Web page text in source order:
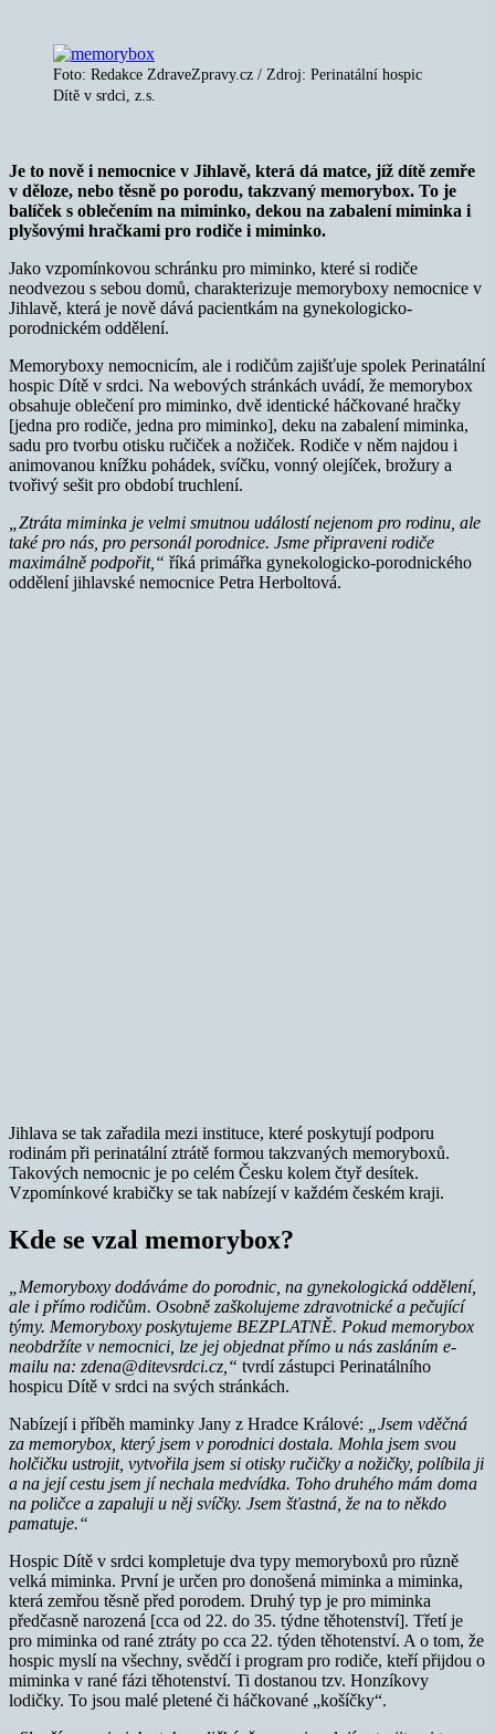
Foto: Redakce ZdraveZpravy.cz / Zdroj: Perinatální hospic
Dítě v srdci, z.s.
Je to nově i nemocnice v Jihlavě, která dá matce, jíž dítě zemře
v děloze, nebo těsně po porodu, takzvaný memorybox. To je
balíček s oblečením na miminko, dekou na zabalení miminka i
plyšovými hračkami pro rodiče i miminko.
Jako vzpomínkovou schránku pro miminko, které si rodiče
neodvezou s sebou domů, charakterizuje memoryboxy nemocnice v
Jihlavě, která je nově dává pacientkám na gynekologicko-
porodnickém oddělení.
Memoryboxy nemocnicím, ale i rodičům zajišťuje spolek Perinatální
hospic Dítě v srdci. Na webových stránkách uvádí, že memorybox
obsahuje oblečení pro miminko, dvě identické háčkované hračky
[jedna pro rodiče, jedna pro miminko], deku na zabalení miminka,
sadu pro tvorbu otisku ručiček a nožiček. Rodiče v něm najdou i
animovanou knížku pohádek, svíčku, vonný olejíček, brožury a
tvořivý sešit pro období truchlení.
„Ztráta miminka je velmi smutnou událostí nejenom pro rodinu, ale
také pro nás, pro personál porodnice. Jsme připraveni rodiče
maximálně podpořit,“ říká primářka gynekologicko-porodnického
oddělení jihlavské nemocnice Petra Herboltová.
Jihlava se tak zařadila mezi instituce, které poskytují podporu
rodinám při perinatální ztrátě formou takzvaných memoryboxů.
Takových nemocnic je po celém Česku kolem čtyř desítek.
Vzpomínkové krabičky se tak nabízejí v každém českém kraji.
Kde se vzal memorybox?
„Memoryboxy dodáváme do porodnic, na gynekologická oddělení,
ale i přímo rodičům. Osobně zaškolujeme zdravotnické a pečující
týmy. Memoryboxy poskytujeme BEZPLATNĚ. Pokud memorybox
neobdržíte v nemocnici, lze jej objednat přímo u nás zasláním e-
mailu na: zdena@ditevsrdci.cz,“ tvrdí zástupci Perinatálního
hospicu Dítě v srdci na svých stránkách.
Nabízejí i příběh maminky Jany z Hradce Králové:
Jsem vděčná
za memorybox, který jsem v porodnici dostala. Mohla jsem svou
holčičku ustrojit, vytvořila jsem si otisky ručičky a nožičky, políbila ji
a na její cestu jsem jí nechala medvídka. Toho druhého mám doma
na poličce a zapaluji u něj svíčky. Jsem šťastná, že na to někdo
pamatuje.“
Hospic Dítě v srdci kompletuje dva typy memoryboxů pro různě
velká miminka. První je určen pro donošená miminka a miminka,
která zemřou těsně před porodem. Druhý typ je pro miminka
předčasně narozená [cca od 22. do 35. týdne těhotenství]. Třetí je
pro miminka od rané ztráty po cca 22. týden těhotenství. A o tom, že
hospic myslí na všechny, svědčí i program pro rodiče, kteří přijdou o
miminka v rané fázi těhotenství. Ti dostanou tzv. Honzíkovy
lodičky. To jsou malé pletené či háčkované „košíčky“.